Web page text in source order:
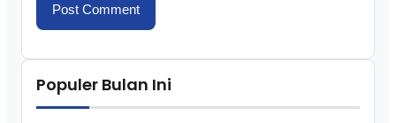
Populer Bulan Ini